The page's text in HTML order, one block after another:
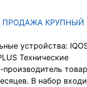
ПРОДАЖА КРУПНЫЙ
устройства: IQOS
Технические
В набор